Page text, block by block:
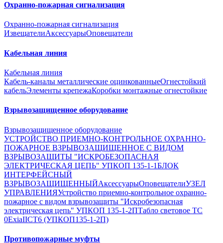
Охранно-пожарная сигнализация
Охранно-пожарная сигнализация
ИзвещателиАксессуарыОповещатели
Кабельная линия
Кабельная линия
Кабель-каналы металлические оцинкованныеОгнестойкий
кабельЭлементы крепежаКоробки монтажные огнестойкие
Взрывозащищенное оборудование
Взрывозащищенное оборудование
УСТРОЙСТВО ПРИЕМНО-КОНТРОЛЬНОЕ ОХРАННО-
ПОЖАРНОЕ ВЗРЫВОЗАЩИЩЕННОЕ С ВИДОМ
ВЗРЫВОЗАЩИТЫ "ИСКРОБЕЗОПАСНАЯ
ЭЛЕКТРИЧЕСКАЯ ЦЕПЬ" УПКОП 135-1-1БЛОК
ИНТЕРФЕЙСНЫЙ
ВЗРЫВОЗАЩИЩЕННЫЙАксессуарыОповещателиУЗЕЛ
УПРАВЛЕНИЯУстройство приемно-контрольное охранно-
пожарное с видом взрывозащиты "Искробезопасная
электрическая цепь" УПКОП 135-1-2ПТабло световое ТС
0ExiaIICT6 (УПКОП135-1-2П)
Противопожарные муфты